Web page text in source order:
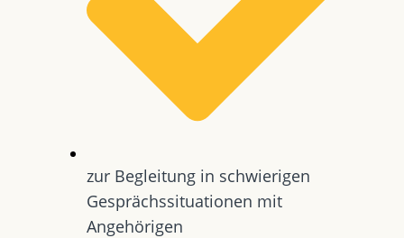
zur Begleitung in schwierigen
Gesprächssituationen mit
Angehörigen